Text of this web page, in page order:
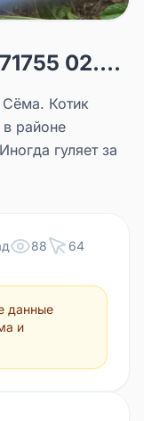
02....
Котик
районе
гуляет за
88 64
данные
и